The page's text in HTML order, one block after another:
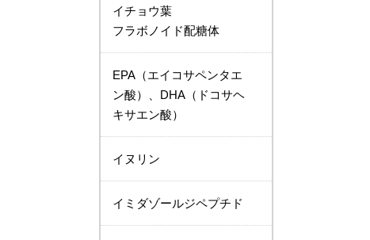
イチョウ葉
フラボノイド配糖体
EPA（エイコサペンタエ
ン酸）、DHA（ドコサヘ
キサエン酸）
イヌリン
イミダゾールジペプチド